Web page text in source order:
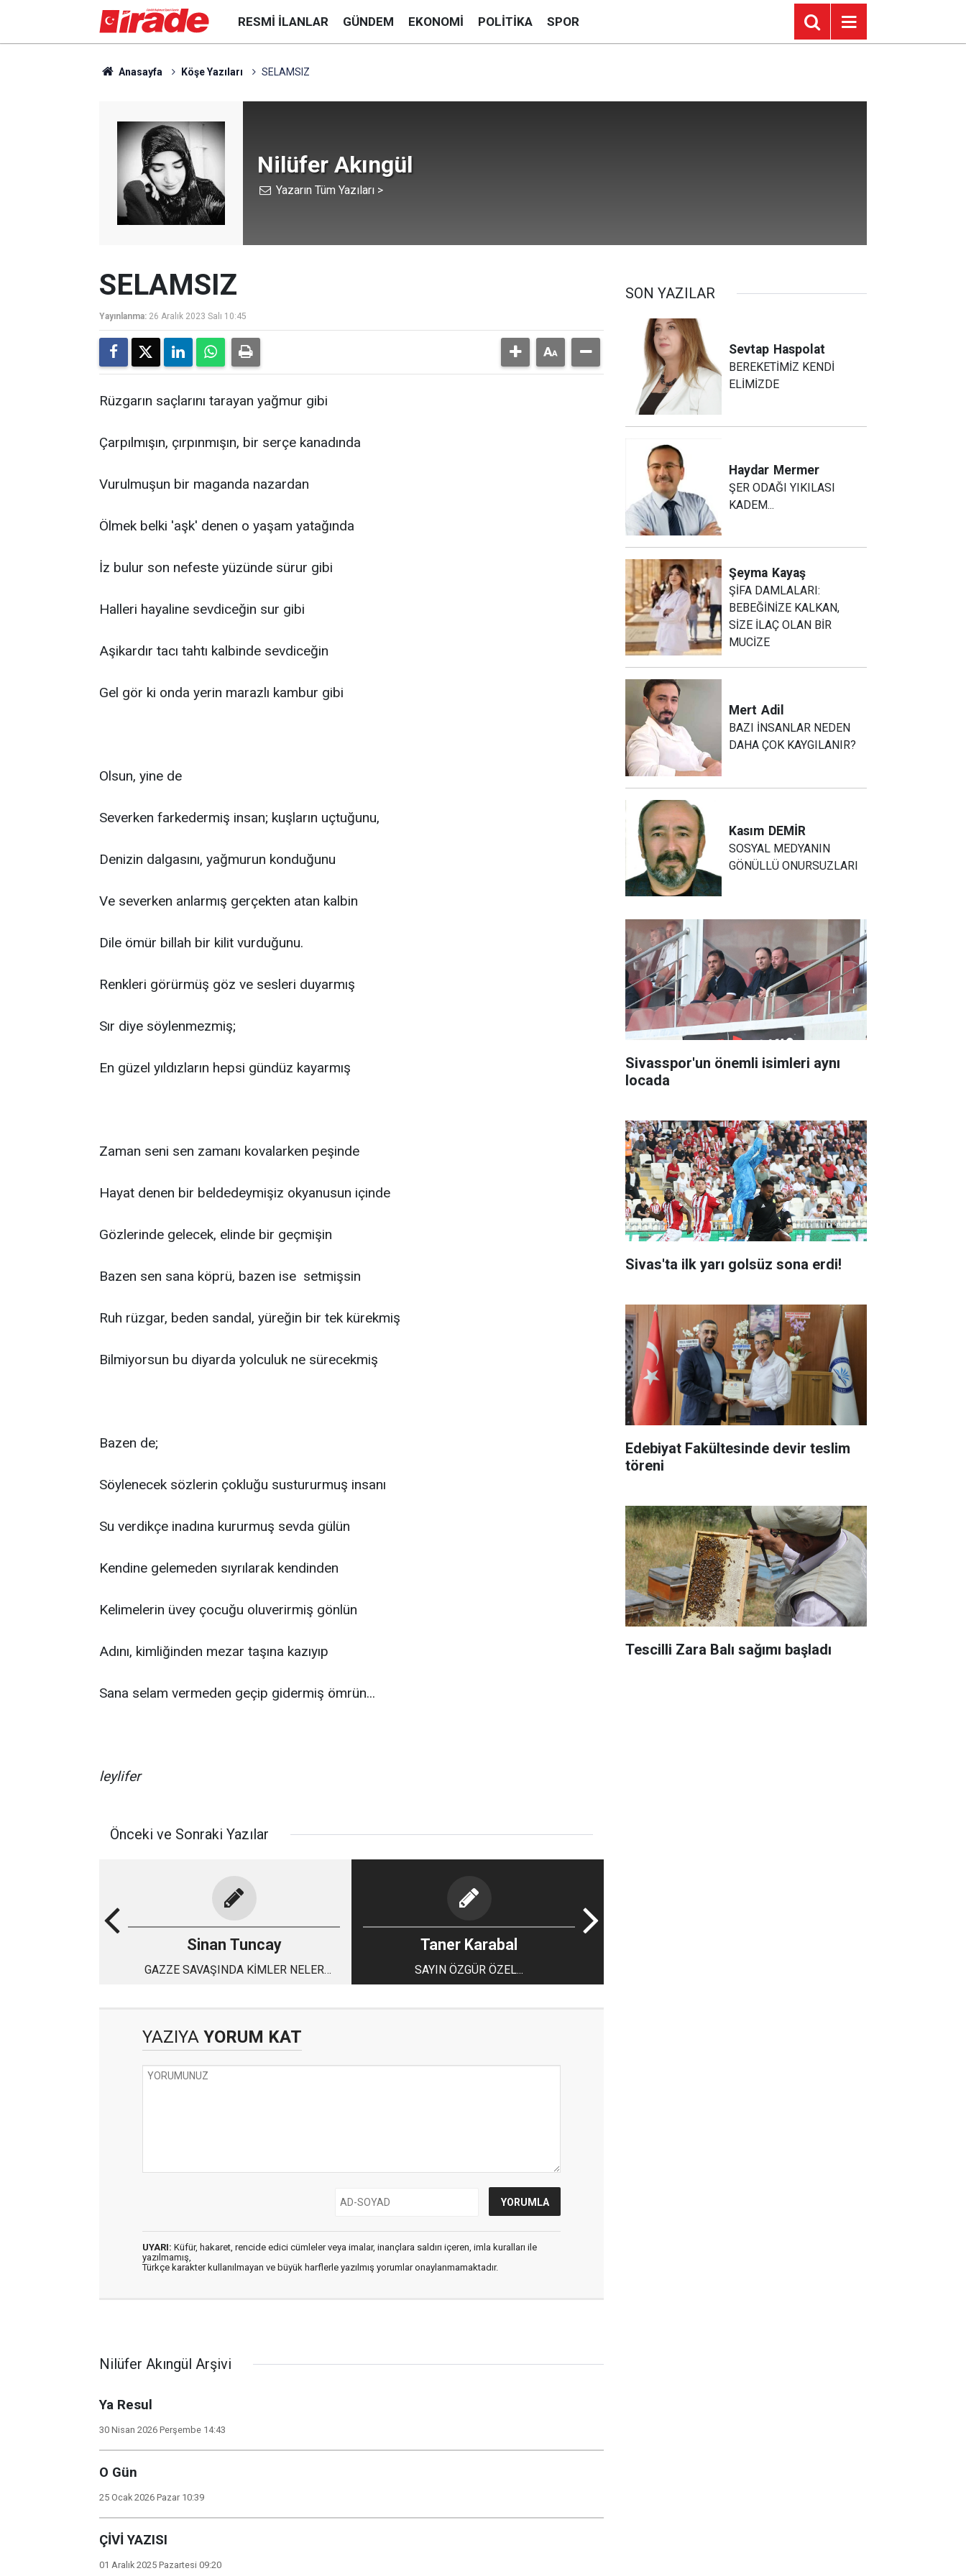
RESMI İLANLAR GÜNDEM EKONOMI POLITIKA SPOR
Anasayfa Köşe Yazıları SELAMSIZ
Nilüfer Akıngül
Yazarın Tüm Yazıları >
SELAMSIZ
Yayınlanma: 26 Aralık 2023 Salı 10:45
Rüzgarın saçlarını tarayan yağmur gibi
Çarpılmışın, çırpınmışın, bir serçe kanadında
Vurulmuşun bir maganda nazardan
Ölmek belki 'aşk' denen o yaşam yatağında
İz bulur son nefeste yüzünde sürur gibi
Halleri hayaline sevdiceğin sur gibi
Aşikardır tacı tahtı kalbinde sevdiceğin
Gel gör ki onda yerin marazlı kambur gibi
Olsun, yine de
Severken farkedermiş insan; kuşların uçtuğunu,
Denizin dalgasını, yağmurun konduğunu
Ve severken anlarmış gerçekten atan kalbin
Dile ömür billah bir kilit vurduğunu.
Renkleri görürmüş göz ve sesleri duyarmış
Sır diye söylenmezmiş;
En güzel yıldızların hepsi gündüz kayarmış
Zaman seni sen zamanı kovalarken peşinde
Hayat denen bir beldedeymişiz okyanusun içinde
Gözlerinde gelecek, elinde bir geçmişin
Bazen sen sana köprü, bazen ise setmişsin
Ruh rüzgar, beden sandal, yüreğin bir tek kürekmiş
Bilmiyorsun bu diyarda yolculuk ne sürecekmiş
Bazen de;
Söylenecek sözlerin çokluğu sustururmuş insanı
Su verdikçe inadına kururmuş sevda gülün
Kendine gelemeden sıyrılarak kendinden
Kelimelerin üvey çocuğu oluverirmiş gönlün
Adını, kimliğinden mezar taşına kazıyıp
Sana selam vermeden geçip gidermiş ömrün...
leylifer
Önceki ve Sonraki Yazılar
Sinan Tuncay
GAZZE SAVAŞINDA KİMLER NELER
Taner Karabal
SAYIN ÖZGÜR ÖZEL...
YAZIYA YORUM KAT
UYARI: Küfür, hakaret, rencide edici cümleler veya imalar, inançlara saldırı içeren, imla kuralları ile
yazılmamış,
Türkçe karakter kullanılmayan ve büyük harflerle yazılmış yorumlar onaylanmamaktadır.
Nilüfer Akıngül Arşivi
Ya Resul
30 Nisan 2026 Perşembe 14:43
O Gün
25 Ocak 2026 Pazar 10:39
ÇİVİ YAZISI
01 Aralık 2025 Pazartesi 09:20
SON YAZILAR
Sevtap Haspolat
BEREKETİMİZ KENDİ
ELİMİZDE
Haydar Mermer
ŞER ODAĞI YIKILASI
KADEM...
Şeyma Kayaş
ŞİFA DAMLALARI:
BEBEĞİNİZE KALKAN,
SİZE İLAÇ OLAN BİR
MUCİZE
Mert Adil
BAZI İNSANLAR NEDEN
DAHA ÇOK KAYGILANIR?
Kasım DEMİR
SOSYAL MEDYANIN
GÖNÜLLÜ ONURSUZLARI
Sivasspor'un önemli isimleri aynı
locada
Sivas'ta ilk yarı golsüz sona erdi!
Edebiyat Fakültesinde devir teslim
töreni
Tescilli Zara Balı sağımı başladı